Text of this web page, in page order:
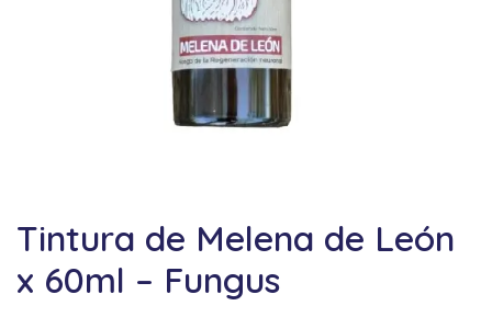
Tintura de Melena de León
x 60ml – Fungus